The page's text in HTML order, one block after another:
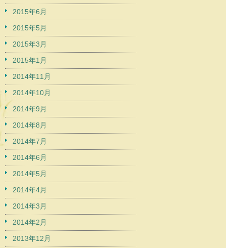
2015年6月
2015年5月
2015年3月
2015年1月
2014年11月
2014年10月
2014年9月
2014年8月
2014年7月
2014年6月
2014年5月
2014年4月
2014年3月
2014年2月
2013年12月